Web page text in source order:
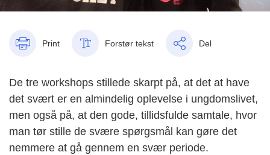
Print Forstør tekst Del
De tre workshops stillede skarpt på, at det at have
det svært er en almindelig oplevelse i ungdomslivet,
men også på, at den gode, tillidsfulde samtale, hvor
man tør stille de svære spørgsmål kan gøre det
nemmere at gå gennem en svær periode.